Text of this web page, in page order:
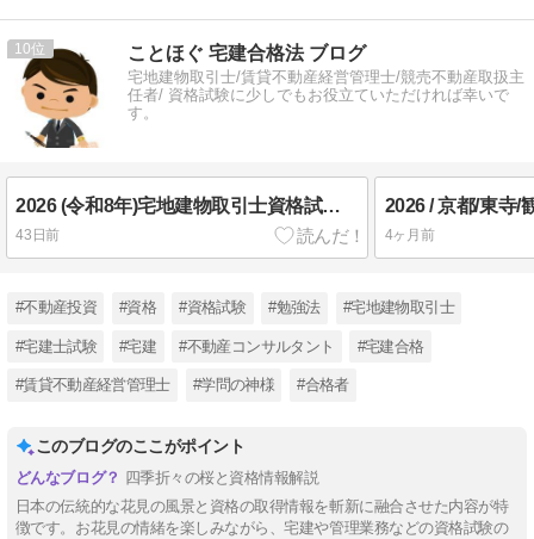
10 ことほぐ 宅建合格法 ブログ
宅地建物取引士/賃貸不動産経営管理士/競売不動産取扱主
任者/ 資格試験に少しでもお役立ていただければ幸いで
す。
2026 (令和8年)宅地建物取引士資格試験 得点開示の時代へ
43日前 4ヶ月前
#不動産投資 #資格 #資格試験 #勉強法 #宅地建物取引士
#宅建士試験 #宅建 #不動産コンサルタント #宅建合格
#賃貸不動産経営管理士 #学問の神様 #合格者
このブログのここがポイント
四季折々の桜と資格情報解説
日本の伝統的な花見の風景と資格の取得情報を斬新に融合させた内容が特
徴です。お花見の情緒を楽しみながら、宅建や管理業務などの資格試験の